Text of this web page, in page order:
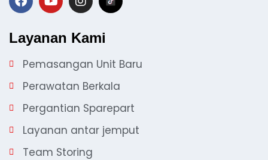
Layanan Kami
Pemasangan Unit Baru
Perawatan Berkala
Pergantian Sparepart
Layanan antar jemput
Team Storing